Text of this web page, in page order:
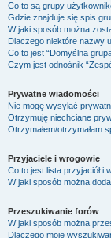
Co to są grupy
Gdzie znajduje się spis
W jaki sposób można
Dlaczego niektóre nazwy
Co to jest “Domyślna
Czym jest odnośnik
Prywatne wiadomości
Nie mogę wysyłać
Otrzymuję niechciane
Otrzymałem/otrzymałam
Przyjaciele i wrogowie
Co to jest lista przyjaciół i
W jaki sposób można
Przeszukiwanie forów
W jaki sposób można
Dlaczego moje